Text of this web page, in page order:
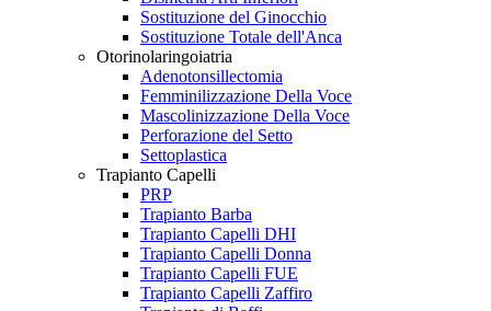
Sostituzione del Ginocchio
Sostituzione Totale dell'Anca
Otorinolaringoiatria
Adenotonsillectomia
Femminilizzazione Della Voce
Mascolinizzazione Della Voce
Perforazione del Setto
Settoplastica
Trapianto Capelli
PRP
Trapianto Barba
Trapianto Capelli DHI
Trapianto Capelli Donna
Trapianto Capelli FUE
Trapianto Capelli Zaffiro